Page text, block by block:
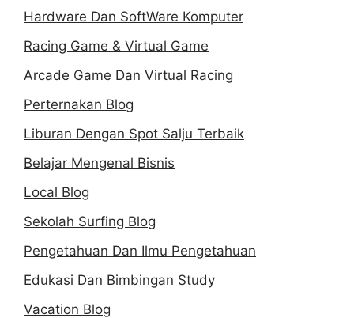
Hardware Dan SoftWare Komputer
Racing Game & Virtual Game
Arcade Game Dan Virtual Racing
Perternakan Blog
Liburan Dengan Spot Salju Terbaik
Belajar Mengenal Bisnis
Local Blog
Sekolah Surfing Blog
Pengetahuan Dan Ilmu Pengetahuan
Edukasi Dan Bimbingan Study
Vacation Blog